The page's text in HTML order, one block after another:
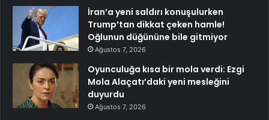
İran’a yeni saldırı konuşulurken
Trump’tan dikkat çeken hamle!
Oğlunun düğününe bile gitmiyor
Ağustos 7, 2026
Oyunculuğa kısa bir mola verdi: Ezgi
Mola Alaçatı’daki yeni mesleğini
duyurdu
Ağustos 7, 2026